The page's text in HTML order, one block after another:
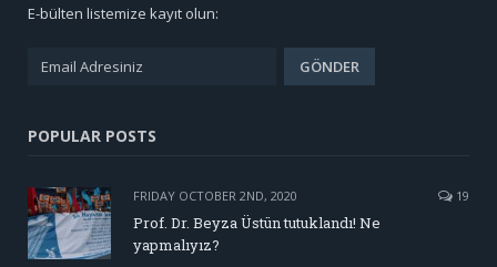
E-bülten listemize kayıt olun:
POPULAR POSTS
FRIDAY OCTOBER 2ND, 2020 19
Prof. Dr. Beyza Üstün tutuklandı! Ne
yapmalıyız?